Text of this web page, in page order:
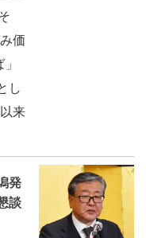
価
し
来
発
談